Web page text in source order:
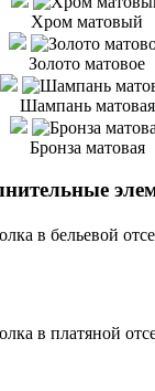
Хром матовый
Золото матовое
Шампань матовая
Бронза матовая
в бельевой
в платяной